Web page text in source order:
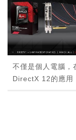
不僅是個人電腦，
DirectX 12的應用